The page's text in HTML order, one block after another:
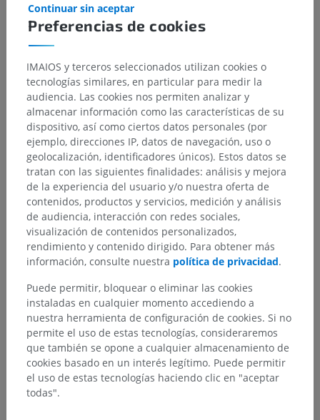
Estructuras subyacentes:No hay estructuras
subyacentes correspondientes para esta parte
anatómica
Traducciones
¿Ha detectado un error?
No dude en sugerir una corrección, traducción o
mejora de contenido.
Reportar un error
DESCARGAR LA APLICACIÓN
Preferencias de cookies
Continuar sin aceptar
IMAIOS y terceros seleccionados utilizan cookies o
tecnologías similares, en particular para medir la
audiencia. Las cookies nos permiten analizar y
almacenar información como las características de su
dispositivo, así como ciertos datos personales (por
ejemplo, direcciones IP, datos de navegación, uso o
geolocalización, identificadores únicos). Estos datos se
tratan con las siguientes finalidades: análisis y mejora
de la experiencia del usuario y/o nuestra oferta de
contenidos, productos y servicios, medición y análisis
de audiencia, interacción con redes sociales,
visualización de contenidos personalizados,
rendimiento y contenido dirigido. Para obtener más
información, consulte nuestra política de privacidad.
Puede permitir, bloquear o eliminar las cookies
instaladas en cualquier momento accediendo a
nuestra herramienta de configuración de cookies. Si no
permite el uso de estas tecnologías, consideraremos
que también se opone a cualquier almacenamiento de
cookies basado en un interés legítimo. Puede permitir
el uso de estas tecnologías haciendo clic en "aceptar
todas".